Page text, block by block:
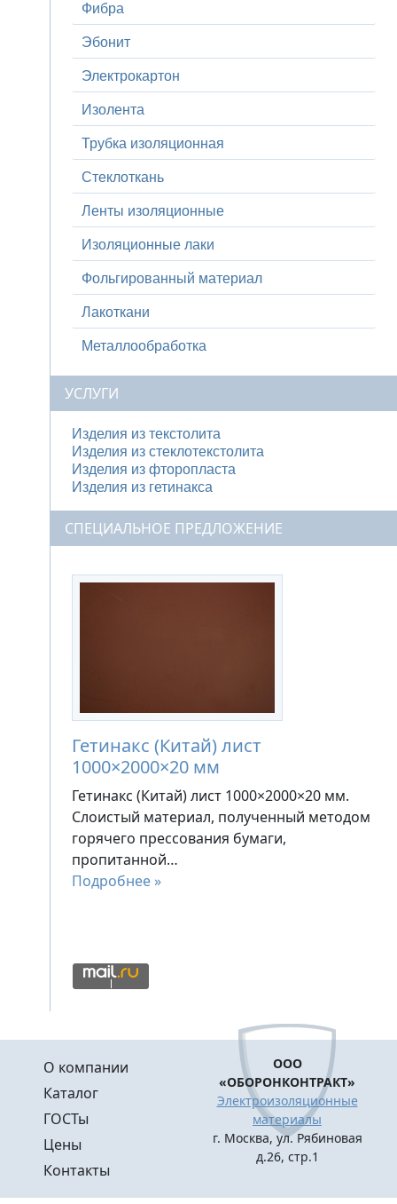
Фибра
Эбонит
Электрокартон
Изолента
Трубка изоляционная
Стеклоткань
Ленты изоляционные
Изоляционные лаки
Фольгированный материал
Лакоткани
Металлообработка
УСЛУГИ
Изделия из текстолита
Изделия из стеклотекстолита
Изделия из фторопласта
Изделия из гетинакса
СПЕЦИАЛЬНОЕ ПРЕДЛОЖЕНИЕ
Гетинакс (Китай) лист
1000×2000×20 мм
Гетинакс (Китай) лист 1000×2000×20 мм.
Слоистый материал, полученный методом
горячего прессования бумаги,
пропитанной…
Подробнее »
Меню в подвале
О компании
Каталог
ГОСТы
Цены
Контакты
ООО
«ОБОРОНКОНТРАКТ»
Электроизоляционные
материалы
г. Москва, ул. Рябиновая
д.26, стр.1